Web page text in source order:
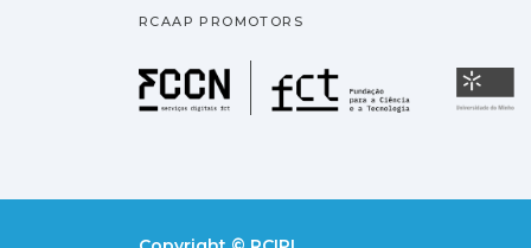
RCAAP PROMOTORS
Fundação